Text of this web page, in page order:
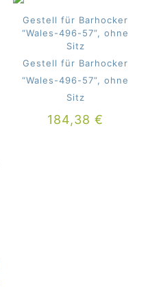
Gestell für Barhocker
“Wales-496-57”, ohne
Sitz
Gestell für Barhocker
“Wales-496-57”, ohne
Sitz
184,38€